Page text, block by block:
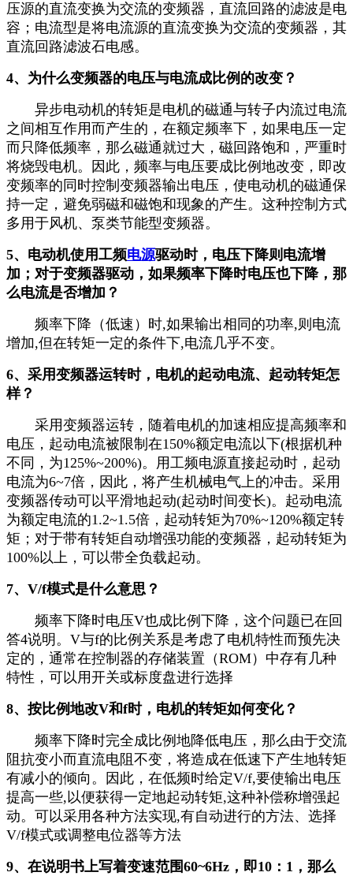
压源的直流变换为交流的变频器，直流回路的滤波是电
容；电流型是将电流源的直流变换为交流的变频器，其
直流回路滤波石电感。
4、为什么变频器的电压与电流成比例的改变？
异步电动机的转矩是电机的磁通与转子内流过电流
之间相互作用而产生的，在额定频率下，如果电压一定
而只降低频率，那么磁通就过大，磁回路饱和，严重时
将烧毁电机。因此，频率与电压要成比例地改变，即改
变频率的同时控制变频器输出电压，使电动机的磁通保
持一定，避免弱磁和磁饱和现象的产生。这种控制方式
多用于风机、泵类节能型变频器。
5、电动机使用工频电源驱动时，电压下降则电流增
加；对于变频器驱动，如果频率下降时电压也下降，那
么电流是否增加？
频率下降（低速）时,如果输出相同的功率,则电流
增加,但在转矩一定的条件下,电流几乎不变。
6、采用变频器运转时，电机的起动电流、起动转矩怎
样？
采用变频器运转，随着电机的加速相应提高频率和
电压，起动电流被限制在150%额定电流以下(根据机种
不同，为125%~200%)。用工频电源直接起动时，起动
电流为6~7倍，因此，将产生机械电气上的冲击。采用
变频器传动可以平滑地起动(起动时间变长)。起动电流
为额定电流的1.2~1.5倍，起动转矩为70%~120%额定转
矩；对于带有转矩自动增强功能的变频器，起动转矩为
100%以上，可以带全负载起动。
7、V/f模式是什么意思？
频率下降时电压V也成比例下降，这个问题已在回
答4说明。V与f的比例关系是考虑了电机特性而预先决
定的，通常在控制器的存储装置（ROM）中存有几种
特性，可以用开关或标度盘进行选择
8、按比例地改V和f时，电机的转矩如何变化？
频率下降时完全成比例地降低电压，那么由于交流
阻抗变小而直流电阻不变，将造成在低速下产生地转矩
有减小的倾向。因此，在低频时给定V/f,要使输出电压
提高一些,以便获得一定地起动转矩,这种补偿称增强起
动。可以采用各种方法实现,有自动进行的方法、选择
V/f模式或调整电位器等方法
9、在说明书上写着变速范围60~6Hz，即10：1，那么